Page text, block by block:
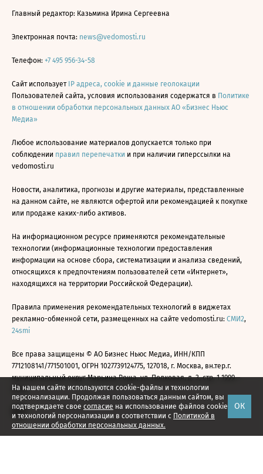
На нашем сайте используются cookie-файлы и технологии
персонализации. Продолжая пользоваться данным сайтом, вы
подтверждаете свое согласие на использование файлов cookie
и технологий персонализации в соответствии с Политикой в
отношении обработки персональных данных.
ОК
Главный редактор: Казьмина Ирина Сергеевна
Электронная почта: news@vedomosti.ru
Телефон: +7 495 956-34-58
Сайт использует IP адреса, cookie и данные геолокации
Пользователей сайта, условия использования содержатся в Политике
в отношении обработки персональных данных АО «Бизнес Ньюс
Медиа»
Любое использование материалов допускается только при
соблюдении правил перепечатки и при наличии гиперссылки на
vedomosti.ru
Новости, аналитика, прогнозы и другие материалы, представленные
на данном сайте, не являются офертой или рекомендацией к покупке
или продаже каких-либо активов.
На информационном ресурсе применяются рекомендательные
технологии (информационные технологии предоставления
информации на основе сбора, систематизации и анализа сведений,
относящихся к предпочтениям пользователей сети «Интернет»,
находящихся на территории Российской Федерации).
Правила применения рекомендательных технологий в виджетах
рекламно-обменной сети, размещенных на сайте vedomosti.ru: СМИ2,
24smi
Все права защищены © АО Бизнес Ньюс Медиа, ИНН/КПП
7712108141/771501001, ОГРН 1027739124775, 127018, г. Москва, вн.тер.г.
муниципальный округ Марьина Роща, ул. Полковая, д. 3, стр. 1 1999—
2026